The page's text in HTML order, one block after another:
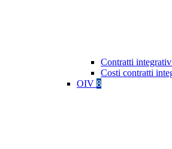
Contratti
Costi contratti
OIV 8